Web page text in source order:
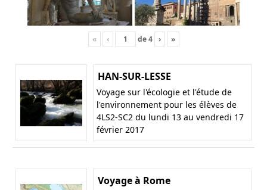
« ‹ de4 › »
HAN-SUR-LESSE
Voyage sur l'écologie et l'étude de
l'environnement pour les élèves de
4LS2-SC2 du lundi 13 au vendredi 17
février 2017
Voyage à Rome